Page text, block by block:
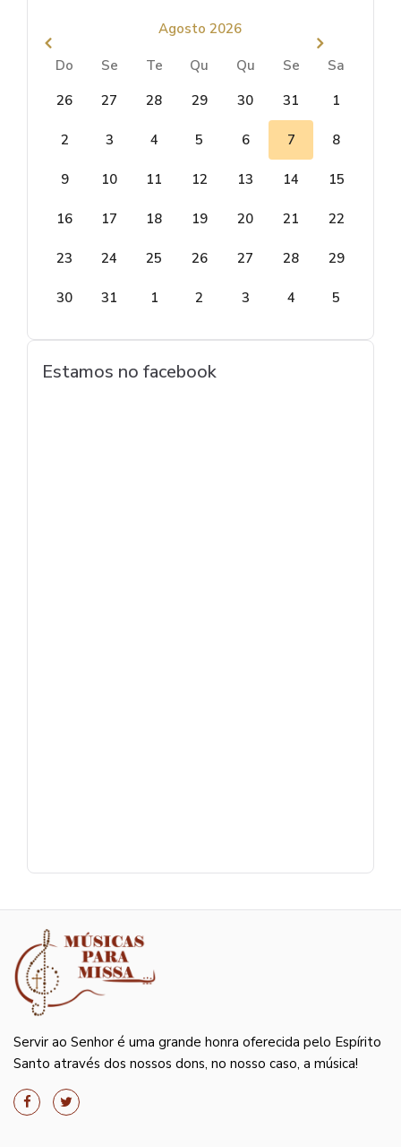
Agosto 2026
Do Se Te Qu Qu Se
Sa
26
27 28 29 30 31 1
2 3 4 5 6 7 8
9 10 11 12 13 14 15
16 17 18 19 20 21 22
23 24 25 26 27 28 29
30 31 1 2 3 4 5
Estamos no facebook
Servir ao Senhor é uma grande honra oferecida pelo Espírito
Santo através dos nossos dons, no nosso caso, a música!